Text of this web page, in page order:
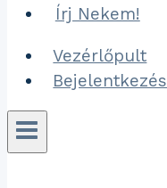
Írj Nekem!
Vezérlőpult
Bejelentkezés